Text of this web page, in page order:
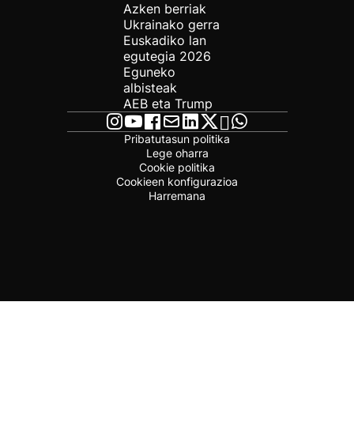
Azken berriak
Ukrainako gerra
Euskadiko lan
egutegia 2026
Eguneko
albisteak
AEB eta Trump
Pribatutasun politika
Lege oharra
Cookie politika
Cookieen konfigurazioa
Harremana